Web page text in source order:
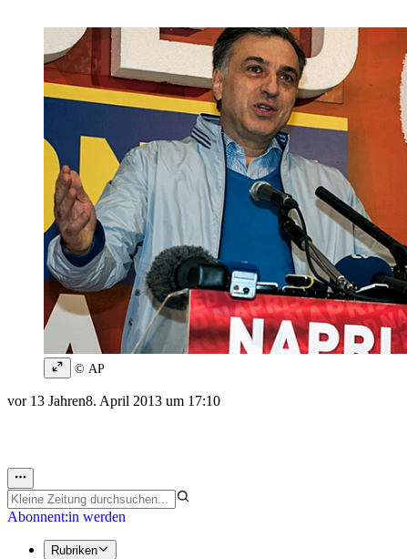
© AP
vor 13 Jahren8. April 2013 um 17:10
Abonnent:in werden
Rubriken